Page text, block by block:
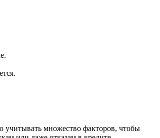
учитывать множество факторов, чтобы